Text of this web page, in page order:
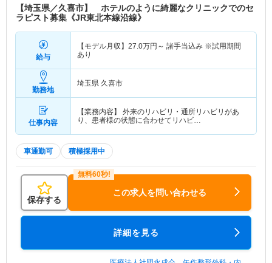
【埼玉県／久喜市】 ホテルのように綺麗なクリニックでのセ
ラピスト募集《JR東北本線沿線》
給与
【モデル月収】 27.0万円～ 諸手当込み ※試用期間
あり
勤務地
埼玉県 久喜市
仕事内容
【業務内容】 外来のリハビリ・通所リハビリがあ
り、患者様の状態に合わせてリハビ…
車通勤可 積極採用中
保存する
この求人を問い合わせる
詳細を見る